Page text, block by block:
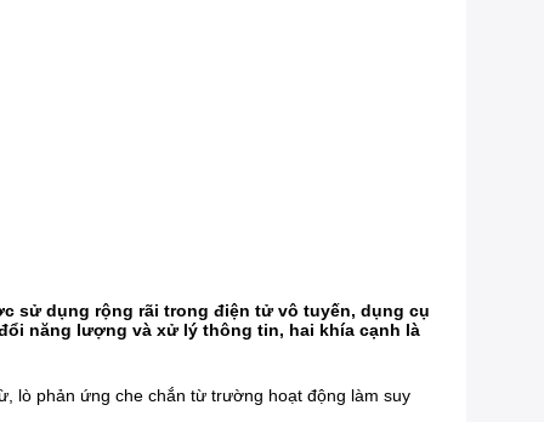
sử dụng rộng rãi trong điện tử vô tuyến, dụng cụ
năng lượng và xử lý thông tin, hai khía cạnh là
lò phản ứng che chắn từ trường hoạt động làm suy